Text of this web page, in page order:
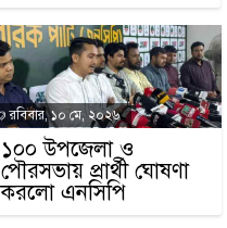
রবিবার, ১০ মে, ২০২৬
১০০ উপজেলা ও
পৌরসভায় প্রার্থী ঘোষণা
করলো এনসিপি